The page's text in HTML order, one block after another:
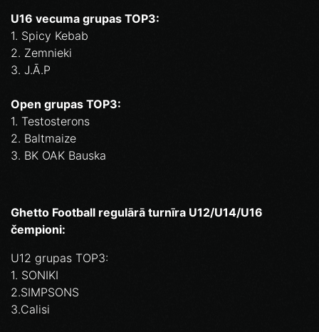
U16 vecuma grupas TOP3:
1. Spicy Kebab
2. Zemnieki
3. J.Ā.P
Open grupas TOP3:
1. Testosterons
2. Baltmaize
3. BK OAK Bauska
Ghetto Football regulārā turnīra U12/U14/U16
čempioni:
U12 grupas TOP3:
1. SONIKI
2.SIMPSONS
3.Calisi